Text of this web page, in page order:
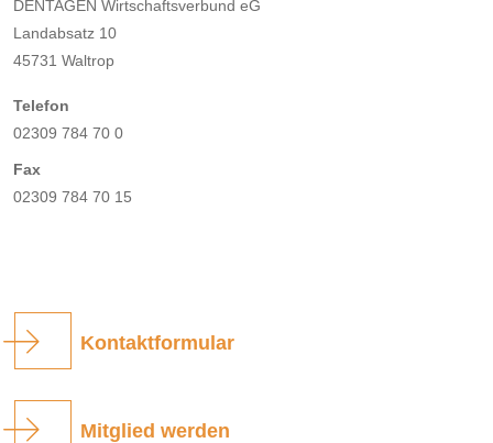
DENTAGEN Wirtschaftsverbund eG
Landabsatz 10
45731 Waltrop
Telefon
02309 784 70 0
Fax
02309 784 70 15
Kontaktformular
Mitglied werden